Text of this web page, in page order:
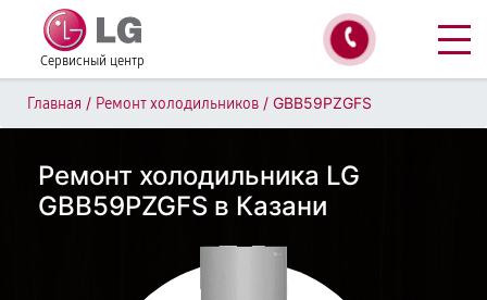
Сервисный центр
Главная / Ремонт холодильников / GBB59PZGFS
Ремонт холодильника LG
GBB59PZGFS в Казани